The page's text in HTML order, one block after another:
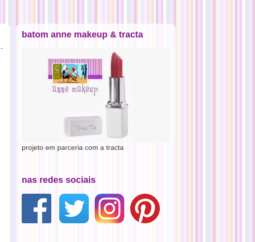
batom anne makeup & tracta
projeto em parceria com a tracta
nas redes sociais